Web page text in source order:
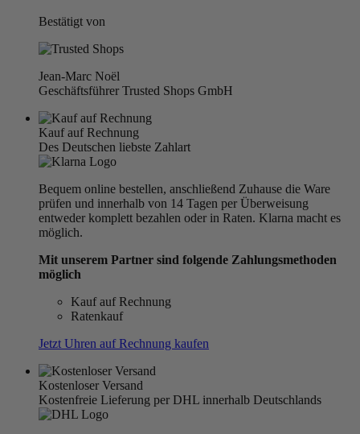
Bestätigt von
Jean-Marc Noël
Geschäftsführer Trusted Shops GmbH
Kauf auf Rechnung
Des Deutschen liebste Zahlart
Bequem online bestellen, anschließend Zuhause die Ware
prüfen und innerhalb von 14 Tagen per Überweisung
entweder komplett bezahlen oder in Raten. Klarna macht es
möglich.
Mit unserem Partner sind folgende Zahlungsmethoden
möglich
Kauf auf Rechnung
Ratenkauf
Jetzt Uhren auf Rechnung kaufen
Kostenloser Versand
Kostenfreie Lieferung per DHL innerhalb Deutschlands